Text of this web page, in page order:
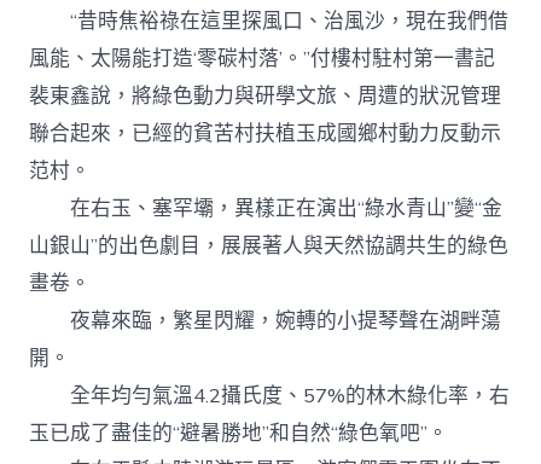
“昔時焦裕祿在這里探風口、治風沙，現在我們借
風能、太陽能打造‘零碳村落’。”付樓村駐村第一書記
裴東鑫說，將綠色動力與研學文旅、周遭的狀況管理
聯合起來，已經的貧苦村扶植玉成國鄉村動力反動示
范村。
在右玉、塞罕壩，異樣正在演出“綠水青山”變“金
山銀山”的出色劇目，展展著人與天然協調共生的綠色
畫卷。
夜幕來臨，繁星閃耀，婉轉的小提琴聲在湖畔蕩
開。
全年均勻氣溫4.2攝氏度、57%的林木綠化率，右
玉已成了盡佳的“避暑勝地”和自然“綠色氧吧”。